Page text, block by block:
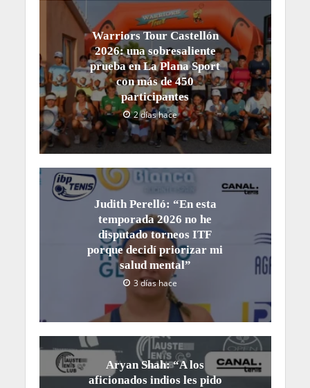
Warriors Tour Castellón
2026: una sobresaliente
prueba en La Plana Sport
con más de 450
participantes
2 días hace
Judith Perelló: “En esta
temporada 2026 no he
disputado torneos ITF
porque decidí priorizar mi
salud mental”
3 días hace
Aryan Shah: “A los
aficionados indios les pido